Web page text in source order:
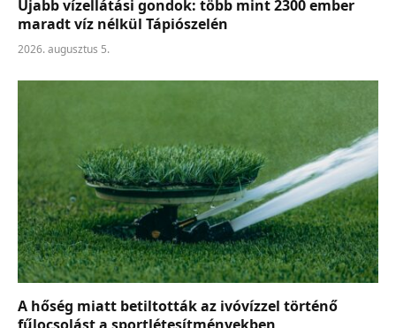
Újabb vízellátási gondok: több mint 2300 ember
maradt víz nélkül Tápiószelén
2026. augusztus 5.
A hőség miatt betiltották az ivóvízzel történő